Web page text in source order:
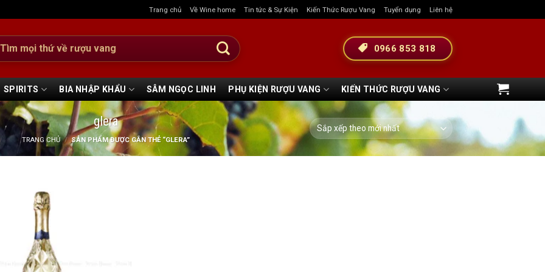
Trang chủ Về Wine home Tin tức & Sự Kiện Kiến Thức Rượu Vang Tuyển dụng Liên hệ
0966 853 818
SPIRITS BIA NHẬP KHẨU SÂM NGỌC LINH PHỤ KIỆN RƯỢU VANG KIẾN THỨC RƯỢU VANG
glera
TRANG CHỦ / SẢN PHẨM ĐƯỢC GẮN THẺ “GLERA”